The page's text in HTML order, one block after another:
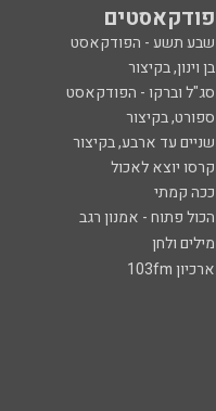
פודקאסטים
שבע תשע - הפודקאסט
בן וינון, בקיצור
סג"ל וברקו - הפודקאסט
ספורט, בקיצור
שניים עד ארבע, בקיצור
קרסו יוצא לאכול
ככה קמתי
הכול פתוח - אמנון רגב
מילים ולחן
ארכיון 103fm